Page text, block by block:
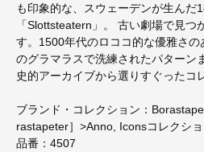
も印象的な、スウェーデンが生んだ
「Slottsteatern」。 古い劇場で見つ
す。1500年代のロココ的な優雅さの
のグラマラスで洗練されたパターン
史的アーカイブから選りすぐったコ
ブランド・コレクション：
rastapeter］>Anno, Iconsコレクシ
品番：4507